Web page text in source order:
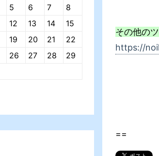
その他の
https://
==
5 6 7
8
12 13 14
15
19 20 21
22
26 27 28
29